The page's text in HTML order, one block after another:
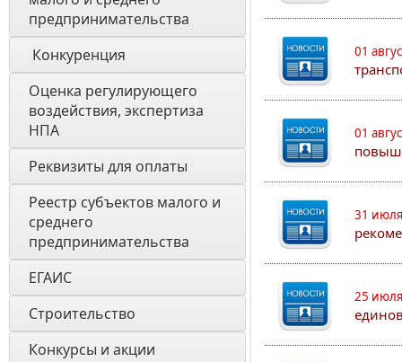
предпринимательства
Конкуренция
Оценка регулирующего
воздействия, экспертиза
НПА
Реквизиты для оплаты
Реестр субъектов малого и
среднего
предпринимательства
ЕГАИС
Строительство
Конкурсы и акции
01
01
31
25